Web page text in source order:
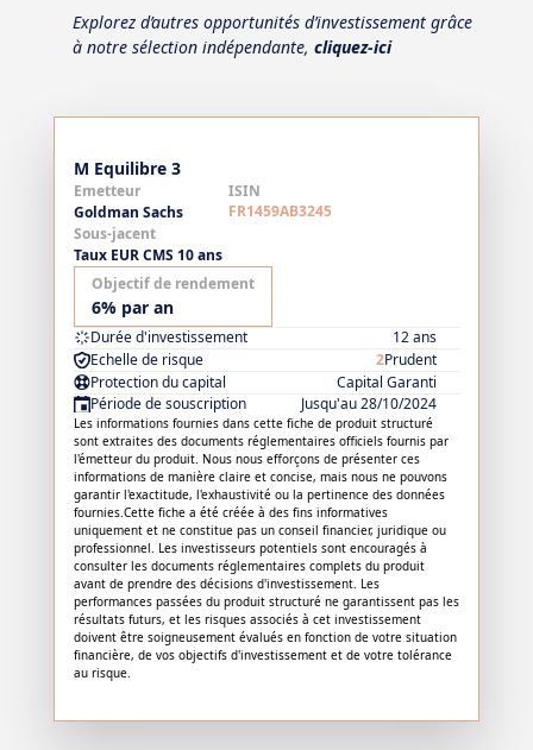
Explorez d’autres opportunités d’investissement grâce
à notre sélection indépendante, cliquez-ici
M Equilibre 3
Emetteur
Goldman Sachs
ISIN
FR1459AB3245
Sous-jacent
Taux EUR CMS 10 ans
Objectif de rendement
6% par an
Durée d'investissement
12 ans
Echelle de risque
2Prudent
Protection du capital
Capital Garanti
Période de souscription
Jusqu'au 28/10/2024
Les informations fournies dans cette fiche de produit structuré
sont extraites des documents réglementaires officiels fournis par
l'émetteur du produit. Nous nous efforçons de présenter ces
informations de manière claire et concise, mais nous ne pouvons
garantir l'exactitude, l'exhaustivité ou la pertinence des données
fournies.Cette fiche a été créée à des fins informatives
uniquement et ne constitue pas un conseil financier, juridique ou
professionnel. Les investisseurs potentiels sont encouragés à
consulter les documents réglementaires complets du produit
avant de prendre des décisions d'investissement. Les
performances passées du produit structuré ne garantissent pas les
résultats futurs, et les risques associés à cet investissement
doivent être soigneusement évalués en fonction de votre situation
financière, de vos objectifs d'investissement et de votre tolérance
au risque.